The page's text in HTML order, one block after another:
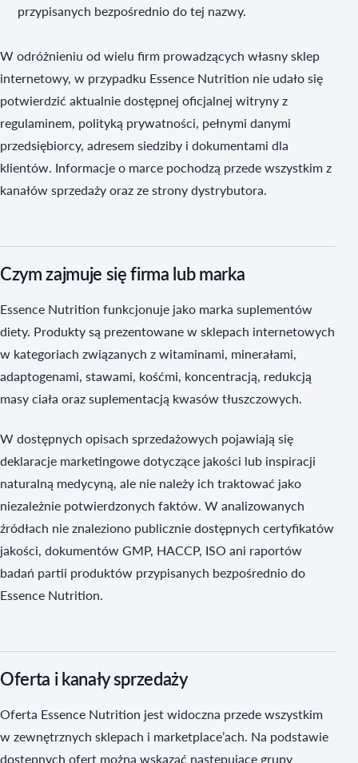
przypisanych bezpośrednio do tej nazwy.
W odróżnieniu od wielu firm prowadzących własny sklep
internetowy, w przypadku Essence Nutrition nie udało się
potwierdzić aktualnie dostępnej oficjalnej witryny z
regulaminem, polityką prywatności, pełnymi danymi
przedsiębiorcy, adresem siedziby i dokumentami dla
klientów. Informacje o marce pochodzą przede wszystkim z
kanałów sprzedaży oraz ze strony dystrybutora.
Czym zajmuje się firma lub marka
Essence Nutrition funkcjonuje jako marka suplementów
diety. Produkty są prezentowane w sklepach internetowych
w kategoriach związanych z witaminami, minerałami,
adaptogenami, stawami, kośćmi, koncentracją, redukcją
masy ciała oraz suplementacją kwasów tłuszczowych.
W dostępnych opisach sprzedażowych pojawiają się
deklaracje marketingowe dotyczące jakości lub inspiracji
naturalną medycyną, ale nie należy ich traktować jako
niezależnie potwierdzonych faktów. W analizowanych
źródłach nie znaleziono publicznie dostępnych certyfikatów
jakości, dokumentów GMP, HACCP, ISO ani raportów
badań partii produktów przypisanych bezpośrednio do
Essence Nutrition.
Oferta i kanały sprzedaży
Oferta Essence Nutrition jest widoczna przede wszystkim
w zewnętrznych sklepach i marketplace’ach. Na podstawie
dostępnych ofert można wskazać następujące grupy